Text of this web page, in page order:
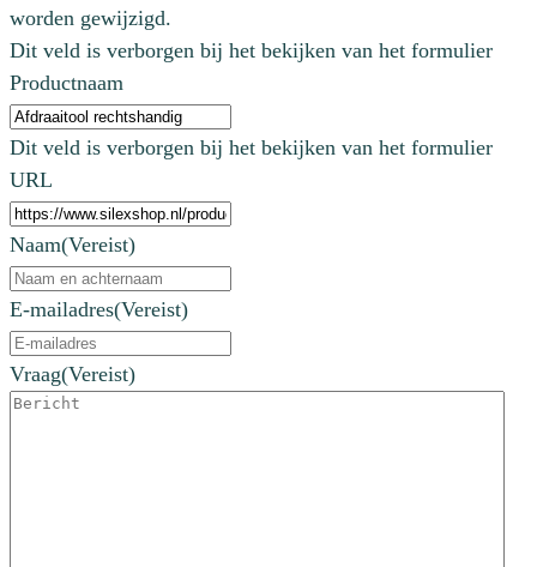
worden gewijzigd.
Dit veld is verborgen bij het bekijken van het formulier
Productnaam
Dit veld is verborgen bij het bekijken van het formulier
URL
Naam(Vereist)
E-mailadres(Vereist)
Vraag(Vereist)